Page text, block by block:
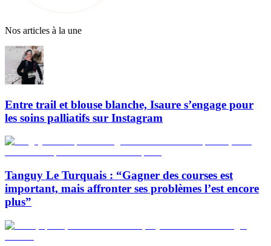
Nos articles à la une
Entre trail et blouse blanche, Isaure s’engage pour
les soins palliatifs sur Instagram
Tanguy Le Turquais : “Gagner des courses est
important, mais affronter ses problèmes l’est encore
plus”